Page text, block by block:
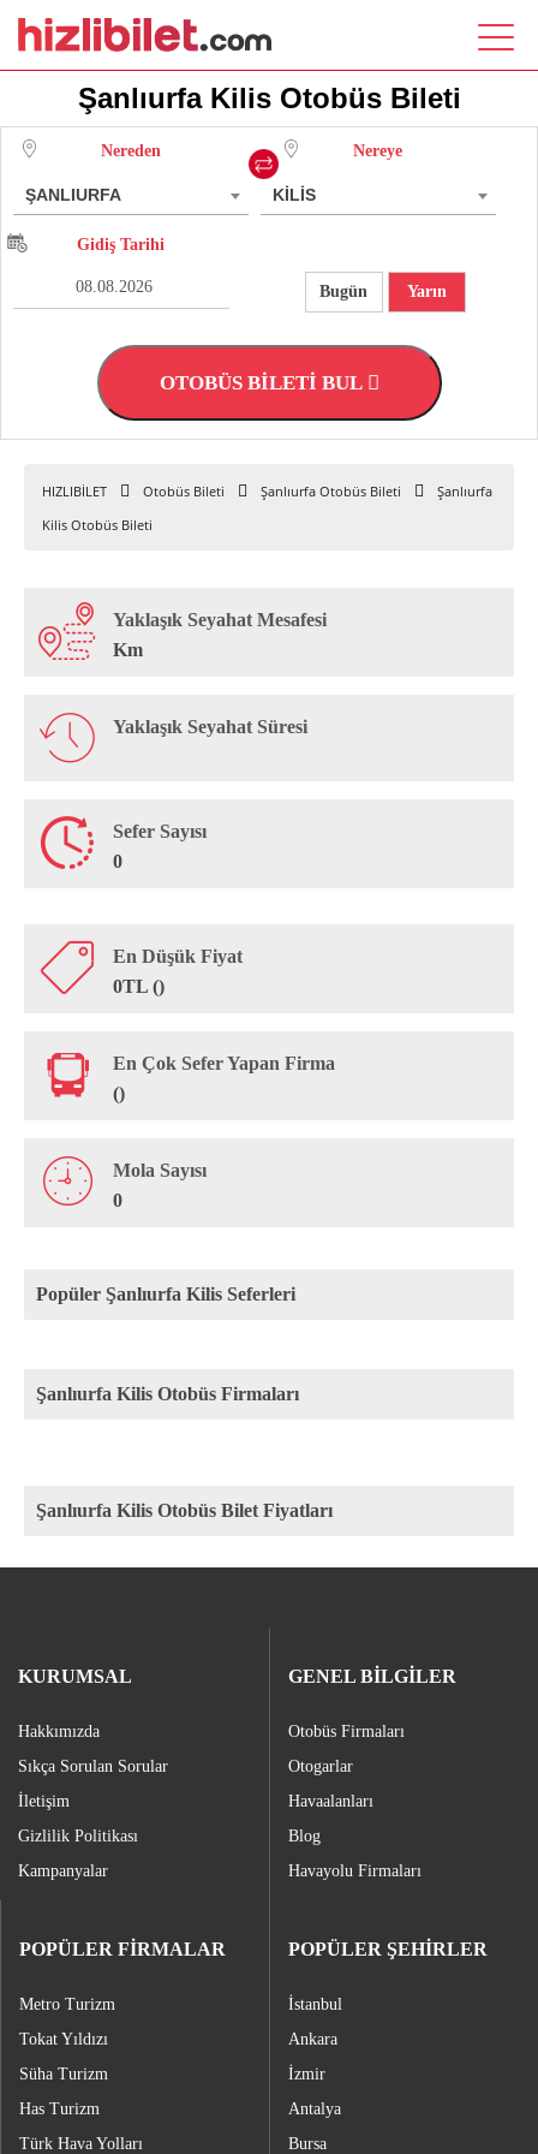
Şanlıurfa Kilis Otobüs Bileti
Nereden
ŞANLIURFA
Nereye
KİLİS
Gidiş Tarihi
Bugün Yarın
OTOBÜS BİLETİ BUL
HIZLIBİLET Otobüs Bileti Şanlıurfa Otobüs Bileti
Şanlıurfa
Kilis Otobüs Bileti
Yaklaşık Seyahat Mesafesi
Km
Yaklaşık Seyahat Süresi
Sefer Sayısı
0
En Düşük Fiyat
0TL ()
En Çok Sefer Yapan Firma
()
Mola Sayısı
0
Popüler Şanlıurfa Kilis Seferleri
Şanlıurfa Kilis Otobüs Firmaları
Şanlıurfa Kilis Otobüs Bilet Fiyatları
KURUMSAL
Hakkımızda
Sıkça Sorulan Sorular
İletişim
Gizlilik Politikası
Kampanyalar
GENEL BİLGİLER
Otobüs Firmaları
Otogarlar
Havaalanları
Blog
Havayolu Firmaları
POPÜLER FİRMALAR
Metro Turizm
Tokat Yıldızı
Süha Turizm
Has Turizm
Türk Hava Yolları
POPÜLER ŞEHİRLER
İstanbul
Ankara
İzmir
Antalya
Bursa